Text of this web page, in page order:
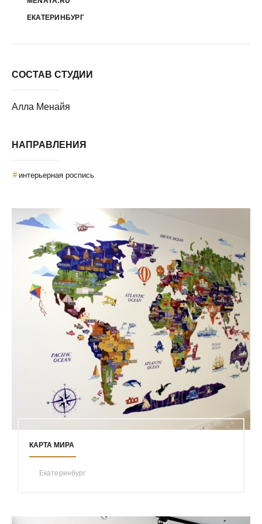
ЕКАТЕРИНБУРГ
СОСТАВ СТУДИИ
Алла Менайя
НАПРАВЛЕНИЯ
интерьерная роспись
КАРТА МИРА
Екатеринбург